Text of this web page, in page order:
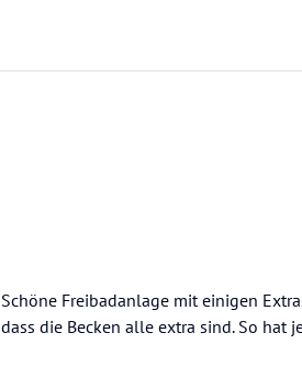
Schöne Freibadanlage mit einigen
dass die Becken alle extra sind. So hat